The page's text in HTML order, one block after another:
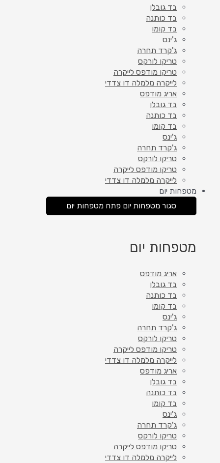
בד גובלן
בד כותנה
בד קומו
ג'ינס
ג'קרד תחרה
טריקו לורקס
טריקו מודפס לייקרה
לייקרה מלמלה דו צדדי
אריג מודפס
בד גובלן
בד כותנה
בד קומו
ג'ינס
ג'קרד תחרה
טריקו לורקס
טריקו מודפס לייקרה
לייקרה מלמלה דו צדדי
מטפחות יום
סגור מטפחות יום פתח מטפחות יום
מטפחות יום
אריג מודפס
בד גובלן
בד כותנה
בד קומו
ג'ינס
ג'קרד תחרה
טריקו לורקס
טריקו מודפס לייקרה
לייקרה מלמלה דו צדדי
אריג מודפס
בד גובלן
בד כותנה
בד קומו
ג'ינס
ג'קרד תחרה
טריקו לורקס
טריקו מודפס לייקרה
לייקרה מלמלה דו צדדי